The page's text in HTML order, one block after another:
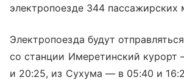
электропоезде 344 пассажирских
Электропоезда будут
со станции Имеретинский курорт
и 20:25, из Сухума — в 05:40 и